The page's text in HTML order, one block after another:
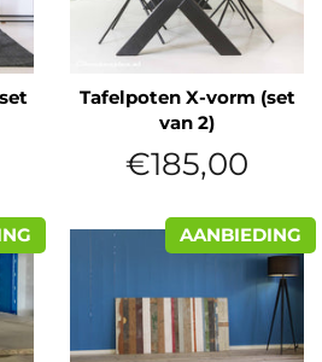
Tafelpoten X-vorm (set
van 2)
Normale
prijs
€185,00
AANBIEDING